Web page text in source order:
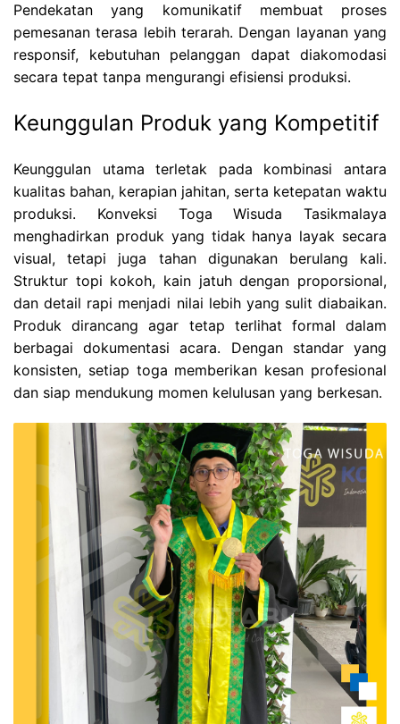
Pendekatan yang komunikatif membuat proses
pemesanan terasa lebih terarah. Dengan layanan yang
responsif, kebutuhan pelanggan dapat diakomodasi
secara tepat tanpa mengurangi efisiensi produksi.
Keunggulan Produk yang Kompetitif
Keunggulan utama terletak pada kombinasi antara
kualitas bahan, kerapian jahitan, serta ketepatan waktu
produksi. Konveksi Toga Wisuda Tasikmalaya
menghadirkan produk yang tidak hanya layak secara
visual, tetapi juga tahan digunakan berulang kali.
Struktur topi kokoh, kain jatuh dengan proporsional,
dan detail rapi menjadi nilai lebih yang sulit diabaikan.
Produk dirancang agar tetap terlihat formal dalam
berbagai dokumentasi acara. Dengan standar yang
konsisten, setiap toga memberikan kesan profesional
dan siap mendukung momen kelulusan yang berkesan.